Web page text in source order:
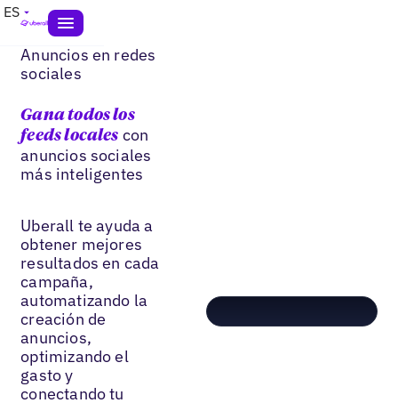
ES
Anuncios en redes
sociales
Gana todos los
feeds locales con
anuncios sociales
más inteligentes
Uberall te ayuda a
obtener mejores
resultados en cada
campaña,
automatizando la
creación de
anuncios,
optimizando el
gasto y
conectando tu